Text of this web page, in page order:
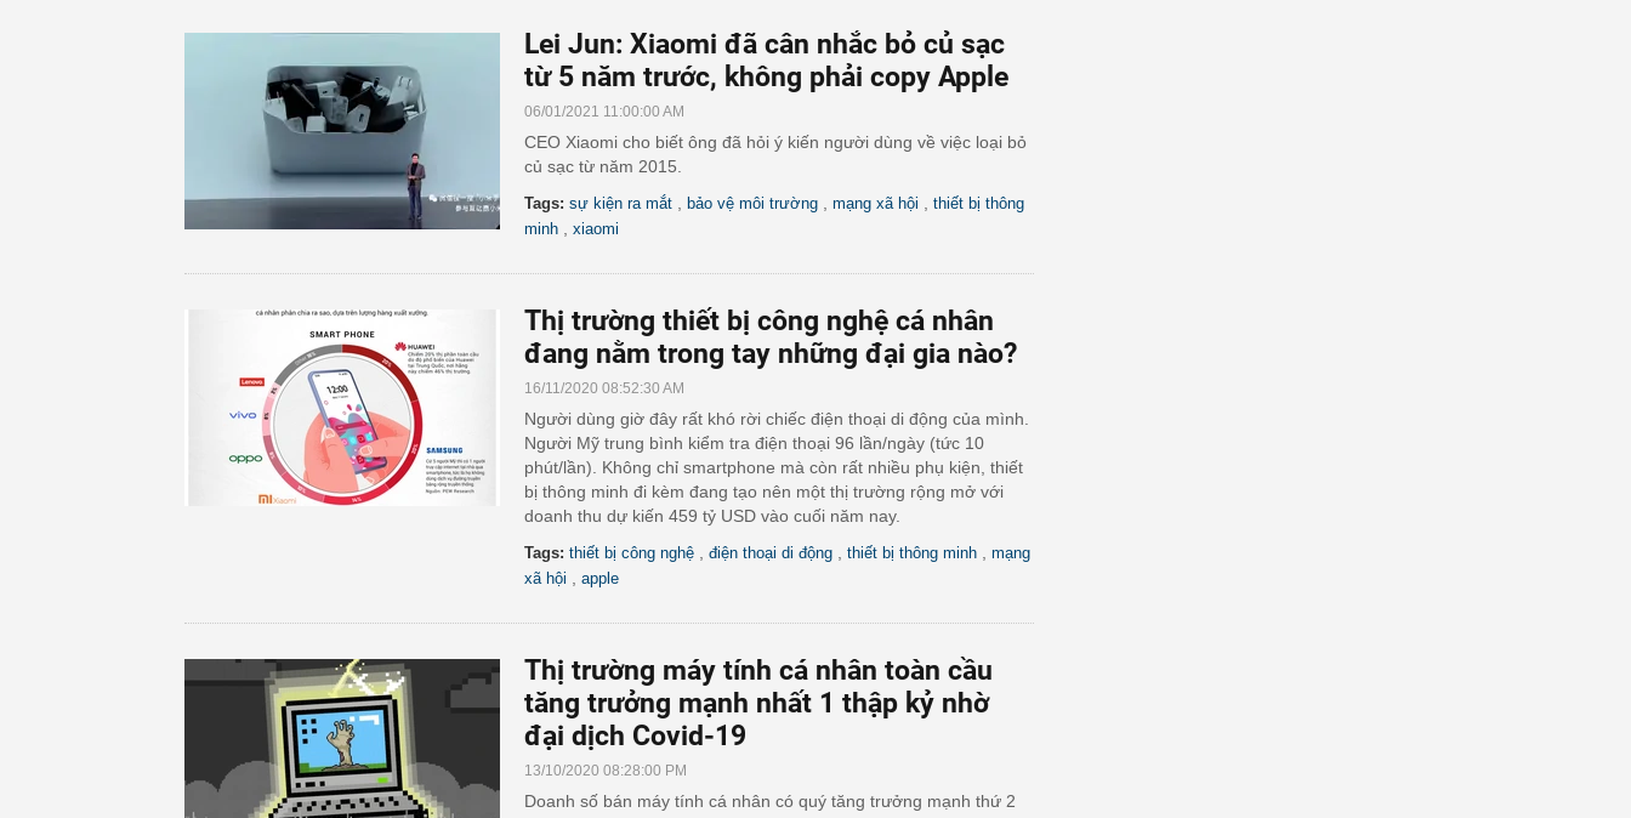
Lei Jun: Xiaomi đã cân nhắc bỏ củ sạc
từ 5 năm trước, không phải copy Apple
06/01/2021 11:00:00 AM
CEO Xiaomi cho biết ông đã hỏi ý kiến người dùng về việc loại bỏ
củ sạc từ năm 2015.
Tags: sự kiện ra mắt bảo vệ môi trường mạng xã hội
thiết bị thông
minh
xiaomi
Thị trường thiết bị công nghệ cá nhân
đang nằm trong tay những đại gia nào?
16/11/2020 08:52:30 AM
Người dùng giờ đây rất khó rời chiếc điện thoại di động của mình.
Người Mỹ trung bình kiểm tra điện thoại 96 lần/ngày (tức 10
phút/lần). Không chỉ smartphone mà còn rất nhiều phụ kiện, thiết
bị thông minh đi kèm đang tạo nên một thị trường rộng mở với
doanh thu dự kiến 459 tỷ USD vào cuối năm nay.
Tags: thiết bị công nghệ điện thoại di động thiết bị thông minh
mạng
xã hội
apple
Thị trường máy tính cá nhân toàn cầu
tăng trưởng mạnh nhất 1 thập kỷ nhờ
đại dịch Covid-19
13/10/2020 08:28:00 PM
Doanh số bán máy tính cá nhân có quý tăng trưởng mạnh thứ 2